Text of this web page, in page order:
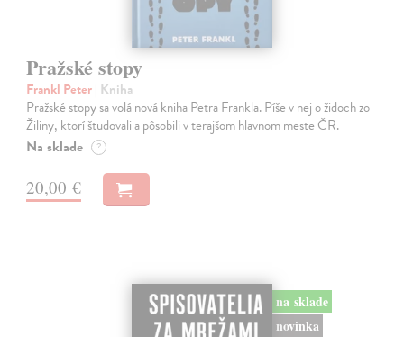
Pražské stopy
Frankl Peter| Kniha
Pražské stopy sa volá nová kniha Petra Frankla. Píše v nej o židoch zo
Žiliny, ktorí študovali a pôsobili v terajšom hlavnom meste ČR.
Na sklade ?
20,00 €
na sklade
novinka